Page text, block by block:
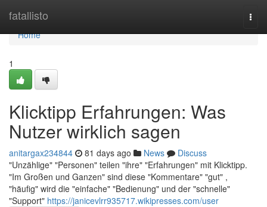
fatallisto
Home
Home
1
Klicktipp Erfahrungen: Was
Nutzer wirklich sagen
anitargax234844 81 days ago News
Discuss
"Unzählige" "Personen" teilen "ihre" "Erfahrungen" mit Klicktipp.
"Im Großen und Ganzen" sind diese "Kommentare" "gut" ,
"häufig" wird die "einfache" "Bedienung" und der "schnelle"
"Support" https://janicevlrr935717.wikipresses.com/user